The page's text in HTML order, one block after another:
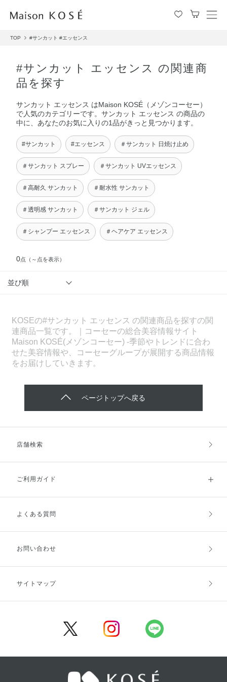
メ
TOP #サンカット #エッセンス
#サンカット エッセンス の関連商
品を探す
サンカット エッセンス はMaison KOSÉ（メゾンコーセー）
で人気のカテゴリーです。サンカット エッセンス の商品の
中に、あなたのお気に入りの1品がきっと見つかります。
#サンカット #エッセンス ＃サンカット 日焼け止め
＃サンカット スプレー ＃サンカット UVエッセンス
＃高耐久 サンカット ＃耐水性 サンカット
＃透明感 サンカット ＃サンカット ジェル
＃シャンプー エッセンス ＃ヘアケア エッセンス
0点 （～点を表示）
並び順
KOSEの#サンカット エッセンス の関連商品を探すの関
連商品一覧です。｜コーセーの総合美容情報サイト
Maison KOSÉ(メゾンコーセー) -季節やトレンドに合わ
せた美容情報や、コーセーグループが展開する商品情報
をお届けしていきます。
ページトップへ戻る
店舗検索
ご利用ガイド
ご利用ガイドトップ
お支払方法
キャンセル・返品・交換
よくある質問
お問い合わせ
サイトマップ